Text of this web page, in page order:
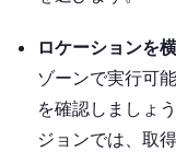
ロケーションを
ゾーンで実行可
を確認しましょ
ジョンでは、取